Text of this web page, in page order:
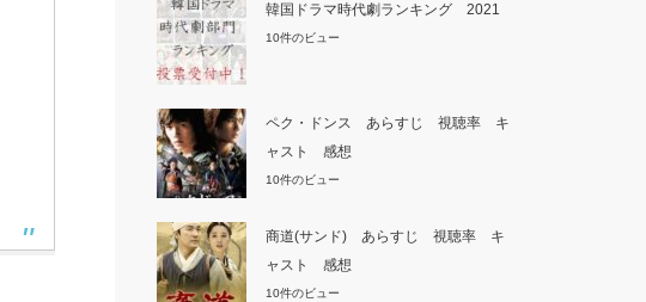
韓国ドラマ時代劇ランキング 2021
10件のビュー
ペク・ドンス あらすじ 視聴率 キ
ャスト 感想
10件のビュー
商道(サンド) あらすじ 視聴率 キ
ャスト 感想
10件のビュー